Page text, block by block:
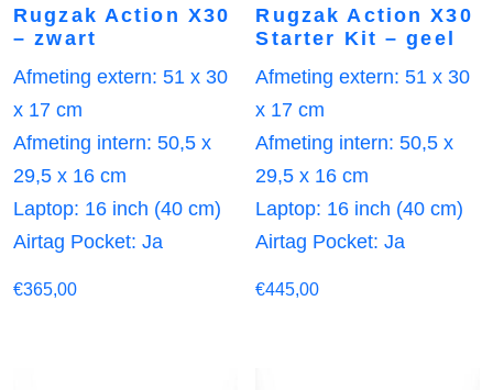
Rugzak Action X30
– zwart
Afmeting extern: 51 x 30
x 17 cm
Afmeting intern: 50,5 x
29,5 x 16 cm
Laptop: 16 inch (40 cm)
Airtag Pocket: Ja
€365,00
Rugzak Action X30
Starter Kit – geel
Afmeting extern: 51 x 30
x 17 cm
Afmeting intern: 50,5 x
29,5 x 16 cm
Laptop: 16 inch (40 cm)
Airtag Pocket: Ja
€445,00